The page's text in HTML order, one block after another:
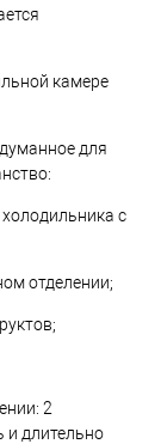
камере
для
с
отделении;
2
длительно